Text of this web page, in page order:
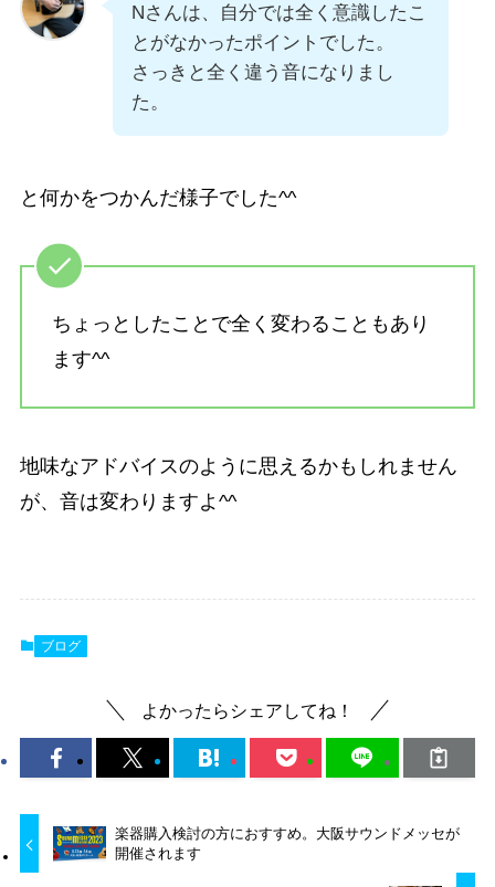
Nさんは、自分では全く意識したこ
とがなかったポイントでした。
さっきと全く違う音になりまし
た。
と何かをつかんだ様子でした^^
ちょっとしたことで全く変わることもあり
ます^^
地味なアドバイスのように思えるかもしれません
が、音は変わりますよ^^
ブログ
よかったらシェアしてね！
楽器購入検討の方におすすめ。大阪サウンドメッセが
開催されます